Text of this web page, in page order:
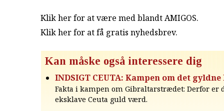
Klik her for at være med blandt AMIGOS.
Klik her for at få gratis nyhedsbrev.
Kan måske også interessere dig
INDSIGT CEUTA: Kampen om det
Fakta i kampen om Gibraltarstrædet: Derfor er
eksklave Ceuta guld værd.